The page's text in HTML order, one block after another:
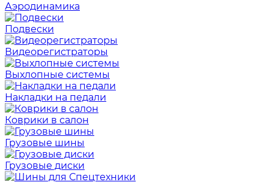
Аэродинамика
Подвески
Видеорегистраторы
Выхлопные системы
Накладки на педали
Коврики в салон
Грузовые шины
Грузовые диски